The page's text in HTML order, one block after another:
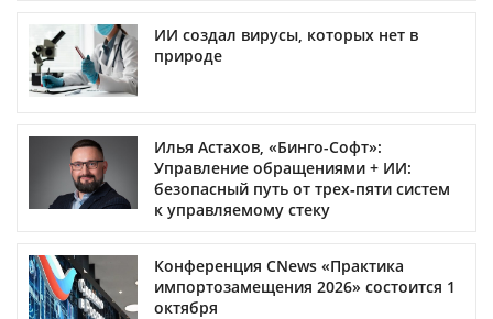
ИИ создал вирусы, которых нет в
природе
Илья Астахов, «Бинго-Софт»:
Управление обращениями + ИИ:
безопасный путь от трех‑пяти систем
к управляемому стеку
Конференция CNews «Практика
импортозамещения 2026» состоится 1
октября